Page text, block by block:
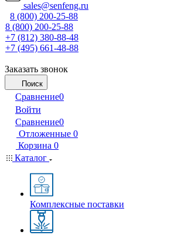
sales@senfeng.ru
8 (800) 200-25-88
8 (800) 200-25-88
+7 (812) 380-88-48
+7 (495) 661-48-88
Заказать звонок
Поиск
Сравнение0
Войти
Сравнение0
Отложенные 0
Корзина 0
Каталог
Комплексные поставки